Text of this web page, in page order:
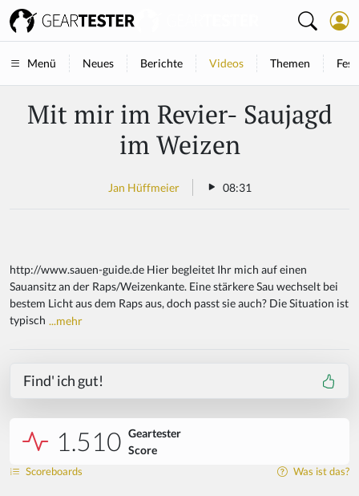
Menü Neues Berichte Videos Themen
Mit mir im Revier- Saujagd
im Weizen
Jan Hüffmeier 08:31
http://www.sauen-guide.de Hier begleitet Ihr mich auf einen
Sauansitz an der Raps/Weizenkante. Eine stärkere Sau wechselt bei
bestem Licht aus dem Raps aus, doch passt sie auch? Die Situation ist
typisch ...mehr
Find' ich gut!
1.510 Geartester
Score
Scoreboards Was ist das?